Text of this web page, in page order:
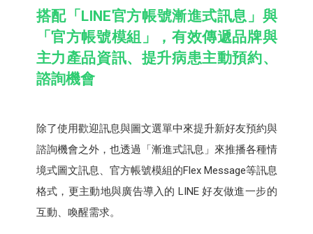
搭配「 LINE官方帳號漸進式訊息」與
「官方帳號模組」，有效傳遞品牌與
主力產品資訊、提升病患主動預約、
諮詢機會
除了使用歡迎訊息與圖文選單中來提升新好友預約與
諮詢機會之外，也透過「漸進式訊息」來推播各種情
境式圖文訊息、官方帳號模組的Flex Message等訊息
格式，更主動地與廣告導入的 LINE 好友做進一步的
互動、喚醒需求。